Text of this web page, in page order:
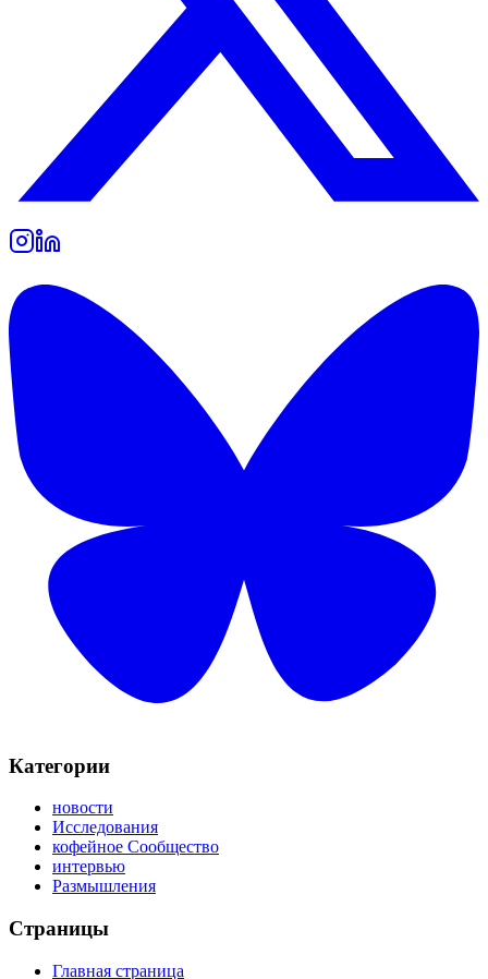
Категории
новости
Исследования
кофейное Сообщество
интервью
Размышления
Страницы
Главная страница